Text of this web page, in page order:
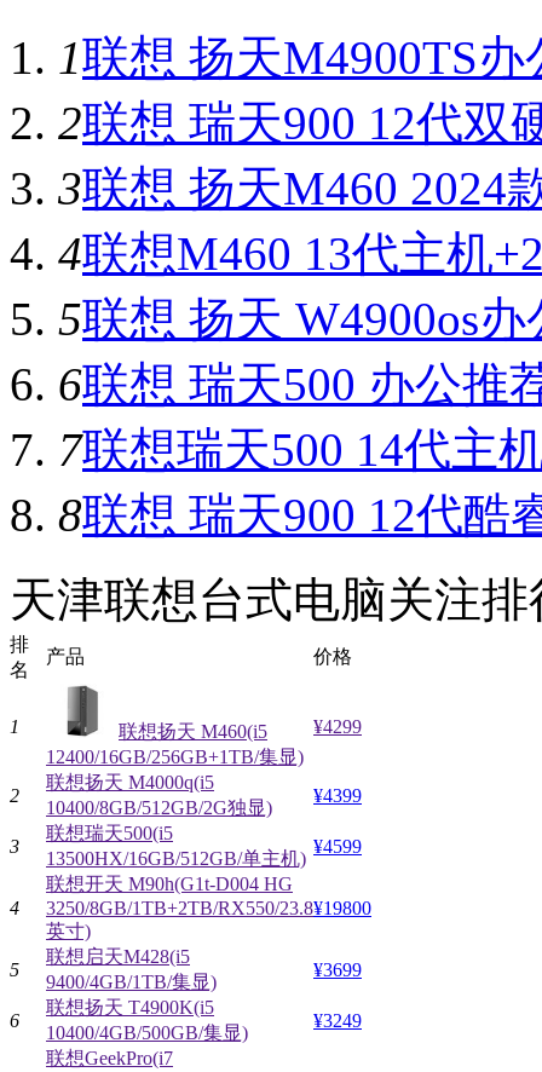
1联想 扬天M4900TS
2联想 瑞天900 12代双
3联想 扬天M460 2024
4联想M460 13代主机
5联想 扬天 W4900os
6联想 瑞天500 办公推
7联想瑞天500 14代主
8联想 瑞天900 12代酷
天津联想台式电脑关注排
排
名
产品 价格
1
联想扬天 M460(i5
12400/16GB/256GB+1TB/集显)
¥4299
2
联想扬天 M4000q(i5
10400/8GB/512GB/2G独显)
¥4399
3
联想瑞天500(i5
13500HX/16GB/512GB/单主机)
¥4599
4
联想开天 M90h(G1t-D004 HG
3250/8GB/1TB+2TB/RX550/23.8
英寸)
¥19800
5
联想启天M428(i5
9400/4GB/1TB/集显)
¥3699
6
联想扬天 T4900K(i5
10400/4GB/500GB/集显)
¥3249
联想GeekPro(i7